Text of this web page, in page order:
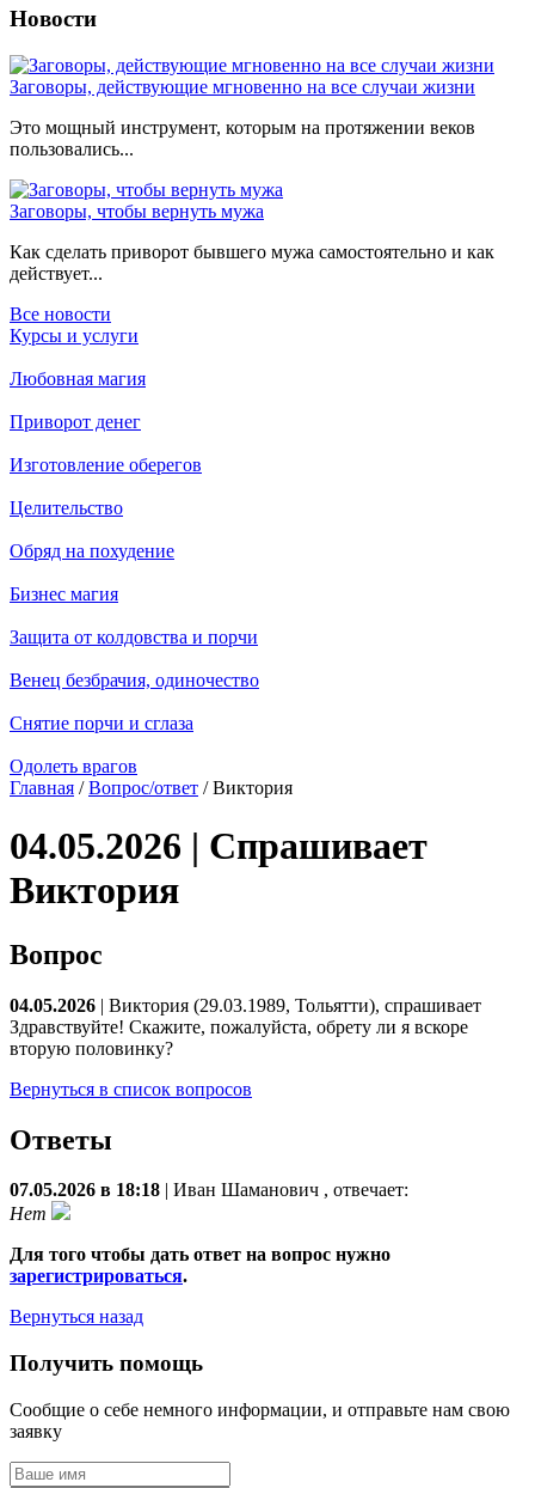
Новости
Заговоры, действующие мгновенно на все случаи жизни
Это мощный инструмент, которым на протяжении веков
пользовались...
Заговоры, чтобы вернуть мужа
Как сделать приворот бывшего мужа самостоятельно и как
действует...
Все новости
Курсы и услуги
Любовная магия
Приворот денег
Изготовление оберегов
Целительство
Обряд на похудение
Бизнес магия
Защита от колдовства и порчи
Венец безбрачия, одиночество
Снятие порчи и сглаза
Одолеть врагов
Главная /Вопрос/ответ / Виктория
04.05.2026 | Спрашивает
Виктория
Вопрос
04.05.2026 | Виктория (29.03.1989, Тольятти), спрашивает
Здравствуйте! Скажите, пожалуйста, обрету ли я вскоре
вторую половинку?
Вернуться в список вопросов
Ответы
07.05.2026 в 18:18 Иван Шаманович , отвечает:
Нет
Для того чтобы дать ответ на вопрос нужно
зарегистрироваться.
Вернуться назад
Получить помощь
Сообщие о себе немного информации, и отправьте нам свою
заявку